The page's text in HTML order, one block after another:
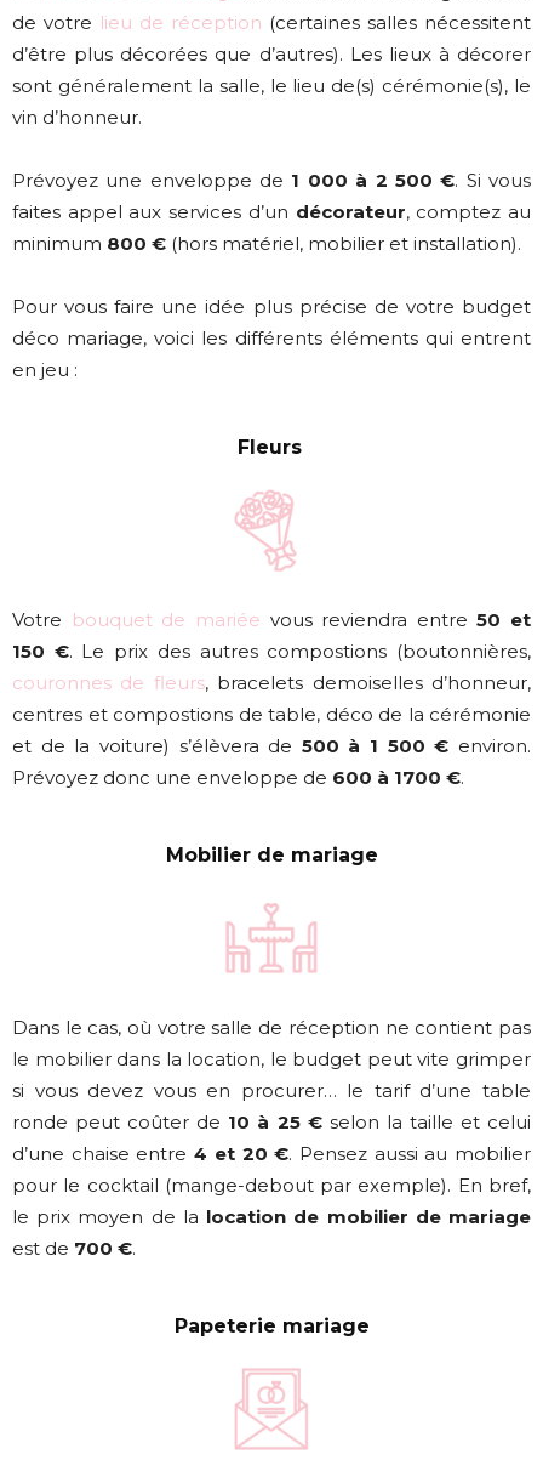
de votre lieu de réception (certaines salles nécessitent
d’être plus décorées que d’autres). Les lieux à décorer
sont généralement la salle, le lieu de(s) cérémonie(s), le
vin d’honneur.
Prévoyez une enveloppe de 1 000 à 2 500 €. Si vous
faites appel aux services d’un décorateur, comptez au
minimum 800 € (hors matériel, mobilier et installation).
Pour vous faire une idée plus précise de votre budget
déco mariage, voici les différents éléments qui entrent
en jeu :
Fleurs
Votre bouquet de mariée vous reviendra entre50 et
150 €. Le prix des autres compostions (boutonnières,
couronnes de fleurs, bracelets demoiselles d’honneur,
centres et compostions de table, déco de la cérémonie
et de la voiture) s’élèvera de 500 à 1 500 € environ.
Prévoyez donc une enveloppe de 600 à 1700 €.
Mobilier de mariage
Dans le cas, où votre salle de réception ne contient pas
le mobilier dans la location, le budget peut vite grimper
si vous devez vous en procurer… le tarif d’une table
ronde peut coûter de 10 à 25 €selon la taille et celui
d’une chaise entre4 et 20 €. Pensez aussi au mobilier
pour le cocktail (mange-debout par exemple). En bref,
le prix moyen de la location de mobilier de mariage
est de 700 €.
Papeterie mariage